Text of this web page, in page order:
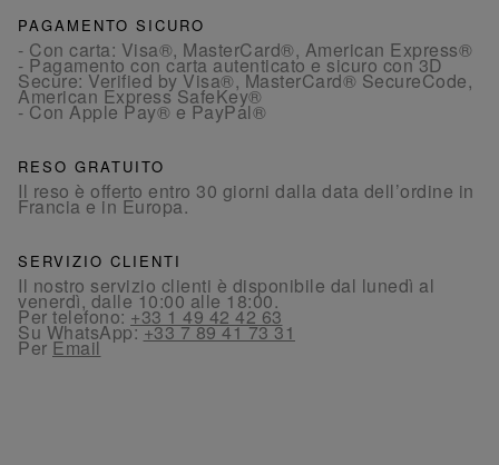
PAGAMENTO SICURO
- Con carta: Visa®, MasterCard®, American Express®
- Pagamento con carta autenticato e sicuro con 3D
Secure: Verified by Visa®, MasterCard® SecureCode,
American Express SafeKey®
- Con Apple Pay® e PayPal®
RESO GRATUITO
Il reso è offerto entro 30 giorni dalla data dell’ordine in
Francia e in Europa.
SERVIZIO CLIENTI
Il nostro servizio clienti è disponibile dal lunedì al
venerdì, dalle 10:00 alle 18:00.
Per telefono:+33 1 49 42 42 63
Su WhatsApp:+33 7 89 41 73 31
PerEmail